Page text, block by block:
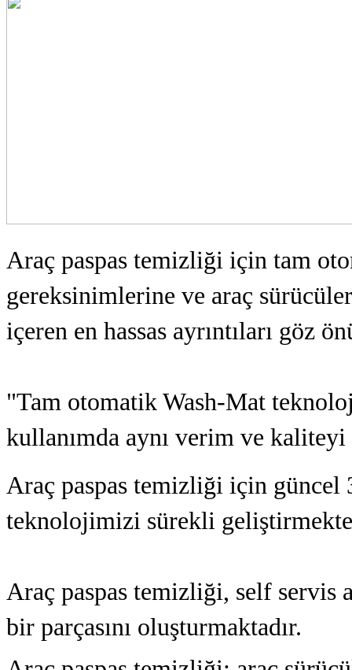
Araç paspas temizliği için tam
gereksinimlerine ve araç
içeren en hassas ayrıntıları göz
"Tam otomatik Wash-Mat
kullanımda aynı verim ve
Araç paspas temizliği için güncel
teknolojimizi sürekli
Araç paspas temizliği, self servis
bir parçasını oluşturmaktadır.